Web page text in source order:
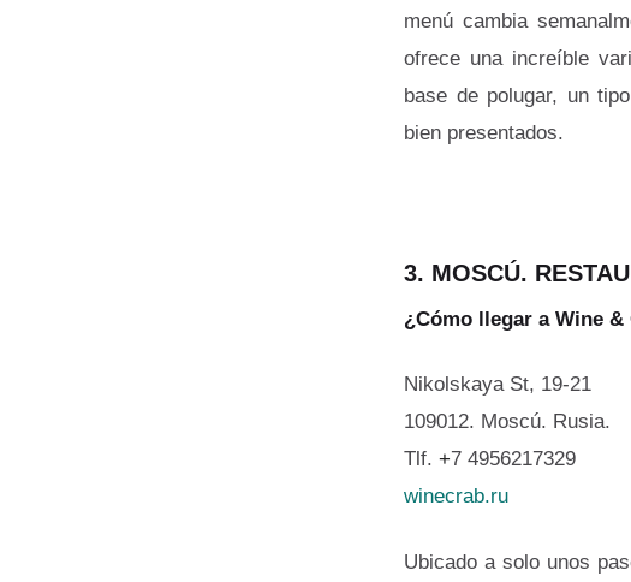
menú cambia
ofrece una increíble
base de polugar, un
bien presentados.
3. MOSCÚ.
¿Cómo llegar a Wine &
Nikolskaya St, 19-21
109012. Moscú. Rusia.
Tlf. +7 4956217329
winecrab.ru
Ubicado a solo unos